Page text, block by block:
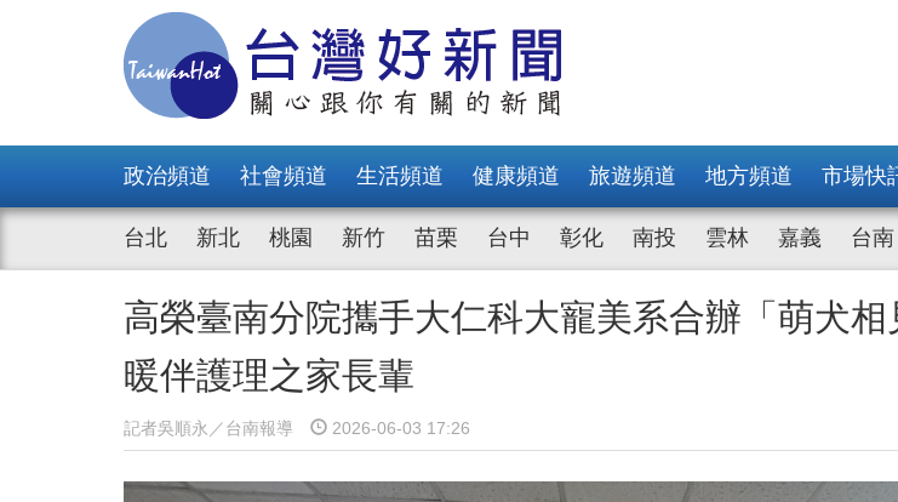
政治頻道 社會頻道 生活頻道 健康頻道 旅遊頻道 地方頻道 市場快
台北 新北 桃園 新竹 苗栗 台中 彰化 南投 雲林 嘉義 台南
高榮臺南分院攜手大仁科大寵美系合辦「萌犬
暖伴護理之家長輩
記者吳順永／台南報導 2026-06-03 17:26